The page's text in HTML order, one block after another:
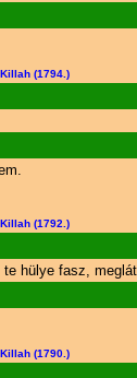
(1794.)
(1792.)
hülye fasz,
(1790.)